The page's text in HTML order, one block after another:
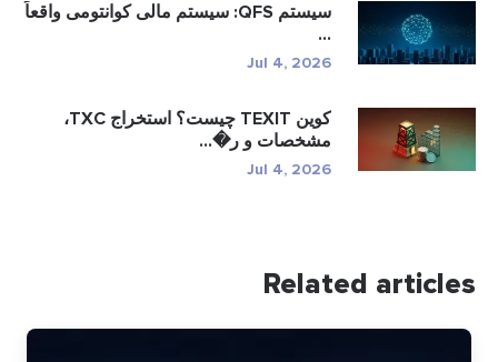
سیستم QFS: سیستم مالی کوانتومی واقعاً
...
Jul 4, 2026
کوین TEXIT چیست؟ استخراج TXC،
مشخصات و ر�...
Jul 4, 2026
Related articles